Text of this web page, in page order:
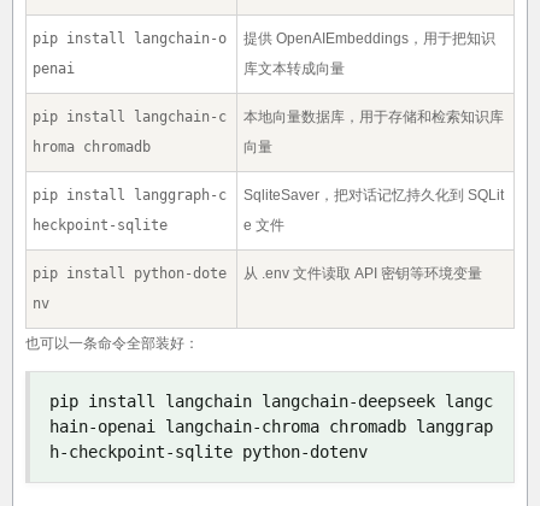
pip install langchain-o
penai
提供 OpenAIEmbeddings，用于把知识
库文本转成向量
pip install langchain-c
hroma chromadb
本地向量数据库，用于存储和检索知识库
向量
pip install langgraph-c
heckpoint-sqlite
SqliteSaver，把对话记忆持久化到 SQLit
e 文件
pip install python-dote
nv
从 .env 文件读取 API 密钥等环境变量
也可以一条命令全部装好：
pip install langchain langchain-deepseek langc
hain-openai langchain-chroma chromadb langgrap
h-checkpoint-sqlite python-dotenv